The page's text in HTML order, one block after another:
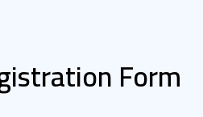
Form